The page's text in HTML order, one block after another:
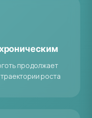
продолжает
роста